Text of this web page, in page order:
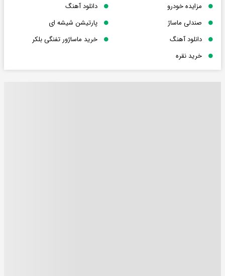
مزایده خودرو
دانلود آهنگ
صندلی ماساژ
پارتیشن شیشه ای
دانلود آهنگ
خرید ماساژور تفنگی بلکر
خرید نقره